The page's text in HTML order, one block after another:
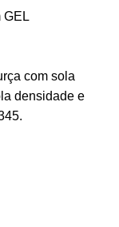
GEL
com sola
densidade e